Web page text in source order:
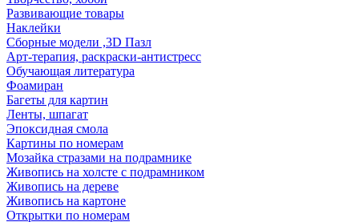
Развивающие товары
Наклейки
Сборные модели ,3D Пазл
Арт-терапия, раскраски-антистресс
Обучающая литература
Фоамиран
Багеты для картин
Ленты, шпагат
Эпоксидная смола
Картины по номерам
Мозайка стразами на подрамнике
Живопись на холсте с подрамником
Живопись на дереве
Живопись на картоне
Открытки по номерам